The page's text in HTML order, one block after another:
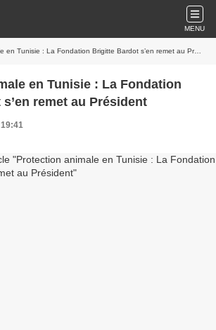
MENU
Tunisie : La Fondation Brigitte Bardot s’en remet au Président
en Tunisie : La Fondation
remet au Président